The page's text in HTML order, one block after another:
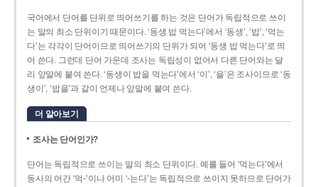
국어에서 단어를 단위로 띄어쓰기를 하는 것은 단어가 독립적으로 쓰이
는 말의 최소 단위이기 때문이다. ‘동생 밥 먹는다’에서 ‘동생’, ‘밥’, ‘먹는
다’는 각각이 단어이므로 띄어쓰기의 단위가 되어 ‘동생 밥 먹는다’로 띄
어 쓴다. 그런데 단어 가운데 조사는 독립성이 없어서 다른 단어와는 달
리 앞말에 붙여 쓴다. ‘동생이 밥을 먹는다’에서 ‘이’, ‘을’은 조사이므로 ‘동
생이’, ‘밥을’과 같이 언제나 앞말에 붙여 쓴다.
더 알아보기
조사는 단어인가?
단어는 독립적으로 쓰이는 말의 최소 단위이다. 예를 들어 ‘먹는다’에서
동사의 어간 ‘먹-­’이나 어미 ‘­-는다’는 독립적으로 쓰이지 못하므로 단어가